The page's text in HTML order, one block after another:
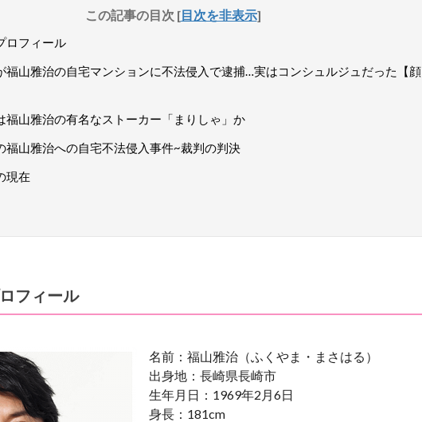
この記事の目次 [目次を非表示]
ロフィール
福山雅治の自宅マンションに不法侵入で逮捕…実はコンシュルジュだった【顔
福山雅治の有名なストーカー「まりしゃ」か
福山雅治への自宅不法侵入事件~裁判の判決
現在
フィール
名前：福山雅治（ふくやま・まさはる）
出身地：長崎県長崎市
生年月日：1969年2月6日
身長：181cm